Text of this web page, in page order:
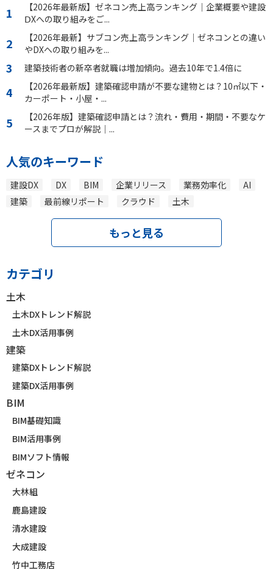
【2026年最新版】ゼネコン売上高ランキング｜企業概要や建設
ⅮXへの取り組みをご...
【2026年最新】サブコン売上高ランキング｜ゼネコンとの違い
やDXへの取り組みを...
建築技術者の新卒者就職は増加傾向。過去10年で1.4倍に
【2026年最新版】建築確認申請が不要な建物とは？10㎡以下・
カーポート・小屋・...
【2026年版】建築確認申請とは？流れ・費用・期間・不要なケ
ースまでプロが解説｜...
人気のキーワード
建設DX DX BIM 企業リリース 業務効率化
AI
建築
最前線リポート クラウド 土木
もっと見る
カテゴリ
土木
土木DXトレンド解説
土木DX活用事例
建築
建築DXトレンド解説
建築DX活用事例
BIM
BIM基礎知識
BIM活用事例
BIMソフト情報
ゼネコン
大林組
鹿島建設
清水建設
大成建設
竹中工務店